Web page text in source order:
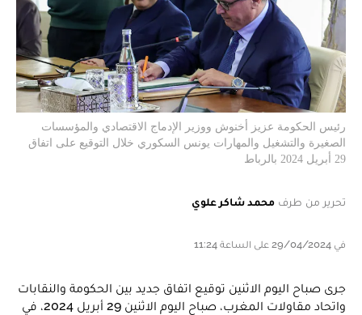
رئيس الحكومة عزيز أخنوش ووزير الإدماج الاقتصادي والمؤسسات
الصغيرة والتشغيل والمهارات يونس السكوري خلال التوقيع على اتفاق
29 أبريل 2024 بالرباط
تحرير من طرف محمد شاكر علوي
في 29/04/2024 على الساعة 11:24
جرى صباح اليوم الاثنين توقيع اتفاق جديد بين الحكومة والنقابات
واتحاد مقاولات المغرب، صباح اليوم الاثنين 29 أبريل 2024، في